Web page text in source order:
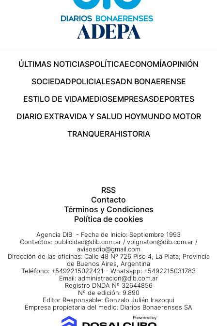
ÚLTIMAS NOTICIASPOLÍTICAECONOMÍAOPINIÓN
SOCIEDADPOLICIALESADN BONAERENSE
ESTILO DE VIDAMEDIOSEMPRESASDEPORTES
DIARIO EXTRAVIDA Y SALUD HOYMUNDO MOTOR
TRANQUERAHISTORIA
RSS
Contacto
Términos y Condiciones
Política de cookies
Agencia DIB - Fecha de Inicio: Septiembre 1993
Contactos: publicidad@dib.com.ar / vpignaton@dib.com.ar /
avisosdib@gmail.com
Dirección de las oficinas: Calle 48 Nº 726 Piso 4, La Plata; Provincia
de Buenos Aires, Argentina
Teléfono: +5492215022421 - Whatsapp: +5492215031783
Email: administracion@dib.com.ar
Registro DNDA Nº 32644856
Nº de edición: 9.890
Editor Responsable: Gonzalo Julián Irazoqui
Empresa propietaria del medio: Diarios Bonaerenses SA